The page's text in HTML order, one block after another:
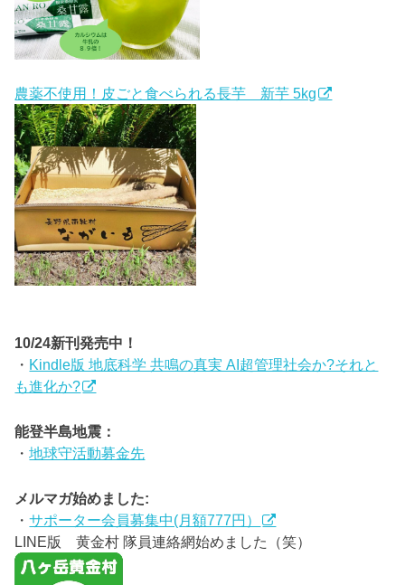
農薬不使用！皮ごと食べられる長芋 新芋 5kg
10/24新刊発売中！
・ Kindle版 地底科学 共鳴の真実 AI超管理社会か?それと
も進化か?
能登半島地震：
・地球守活動募金先
メルマガ始めました:
・サポーター会員募集中(月額777円）
LINE版 黄金村 隊員連絡網始めました（笑）